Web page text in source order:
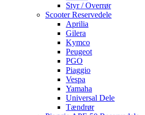
Styr / Overrør
Scooter Reservedele
Aprilia
Gilera
Kymco
Peugeot
PGO
Piaggio
Vespa
Yamaha
Universal Dele
Tændrør